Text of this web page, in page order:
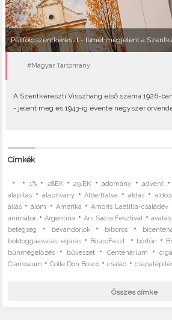
Péliföldszentkereszt - Ismét megjelent a
#Magyar Tartomány
A Szentkereszti Visszhang első száma 1926-
- jelent meg és 1943-ig évente négyszer
Címkék
• • 1%• 28EK•29.EK •adomány •advent •
alapítás • alapítvány•Albertfalva •áldás •
állás •álom • Amerika • Amoris Laetitia-családév
animátor •Argentína •Ars Sacra Fesztivál •avatás
betegség • bevándorlók• bíboros •
boldoggáavatási eljárás • BoscoFeszt • börtön •
bűnmegelőzés • bűvészet• Centenárium •
Clarisseum •Colle Don Bosco •család •
Összes címke